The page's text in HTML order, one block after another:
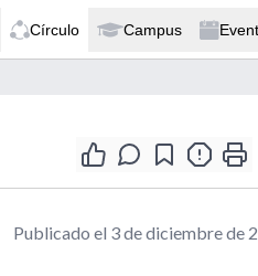
Círculo Campus
Publicado el 3 de diciembre de